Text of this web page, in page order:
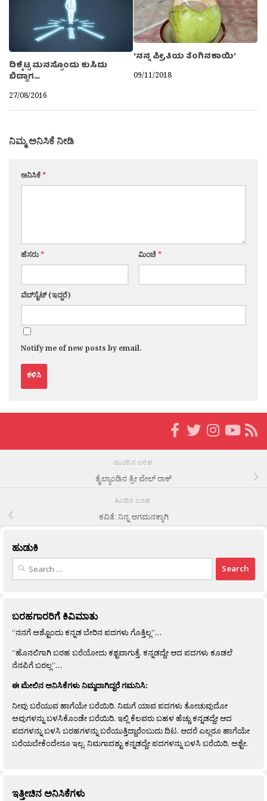
ದಿಕ್ಕೆಟ್ಟ ಮನಸ್ಸೊಂದು ಕುಸಿದು
ಬಿದ್ದಾಗ…
27/08/2016
‘ನನ್ನ ಪ್ರೀತಿಯ ತೆಂಗಿನಕಾಯಿ’
09/11/2018
ನಿಮ್ಮ ಅನಿಸಿಕೆ ನೀಡಿ
ಅನಿಸಿಕೆ*
ಹೆಸರು* ಮಿಂಚೆ*
ವೆಬ್‌ಸೈಟ್ (ಇದ್ದರೆ)
Notify me of new posts by email.
ಮುಂದಿನ ಬರಹ
ತೈಲ್ಯಾಂಡಿನ ತ್ರೀ ವೇಲ್ ರಾಕ್
ಹಿಂದಿನ ಬರಹ
ಕವಿತೆ: ನಿನ್ನ ಆಗಮನಕ್ಕಾಗಿ
ಹುಡುಕಿ
Search
ಬರಹಗಾರರಿಗೆ ಕಿವಿಮಾತು
“ನನಗೆ ಅಶ್ಟೊಂದು ಕನ್ನಡ ಬೇರಿನ ಪದಗಳು ಗೊತ್ತಿಲ್ಲ”…
“ಹೊನಲಿಗಾಗಿ ಬರಹ ಬರೆಯೋದು ಕಶ್ಟವಾಗುತ್ತೆ. ಕನ್ನಡದ್ದೇ ಆದ ಪದಗಳು ಕೂಡಲೆ
ನೆನಪಿಗೆ ಬರಲ್ಲ”…
ಈ ಮೇಲಿನ ಅನಿಸಿಕೆಗಳು ನಿಮ್ಮದಾಗಿದ್ದರೆ ಗಮನಿಸಿ:
ನೀವು ಬರೆಯುವ ಹಾಗೆಯೇ ಬರೆಯಿರಿ. ನಿಮಗೆ ಯಾವ ಪದಗಳು ತೋಚುವುದೋ
ಅವುಗಳನ್ನು ಬಳಸಿಕೊಂಡೇ ಬರೆಯಿರಿ. ಇಲ್ಲಿ ಕೆಲವರು ಬಹಳ ಹೆಚ್ಚು ಕನ್ನಡದ್ದೇ ಆದ
ಪದಗಳನ್ನು ಬಳಸಿ ಬರಹಗಳನ್ನು ಬರೆಯುತ್ತಿದ್ದಾರೆಂಬುದು ದಿಟ. ಆದರೆ ಎಲ್ಲರೂ ಹಾಗೆಯೇ
ಬರೆಯಬೇಕೆಂದೇನೂ ಇಲ್ಲ. ನಿಮಗಾದಶ್ಟು ಕನ್ನಡದ್ದೇ ಪದಗಳನ್ನು ಬಳಸಿ ಬರೆಯಿರಿ, ಅಶ್ಟೇ.
ಇತ್ತೀಚಿನ ಅನಿಸಿಕೆಗಳು